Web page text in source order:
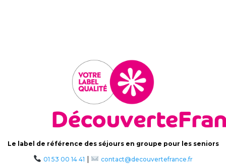
Le label de référence des séjours en groupe pour les seniors
01 53 00 14 41 |
contact@decouvertefrance.fr